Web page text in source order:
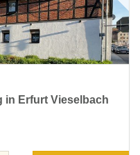
in Erfurt Vieselbach